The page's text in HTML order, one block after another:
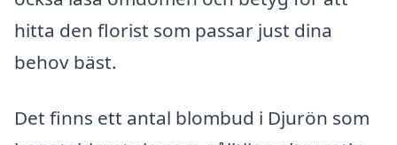
hitta den florist som passar just dina
behov bäst.
Det finns ett antal blombud i Djurön som